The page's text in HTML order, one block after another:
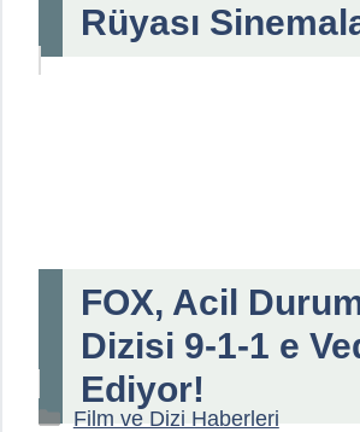
Rüyası
FOX, Acil
Dizisi 9-1-1 e
Ediyor!
Kategoriler
Film ve Dizi Haberleri